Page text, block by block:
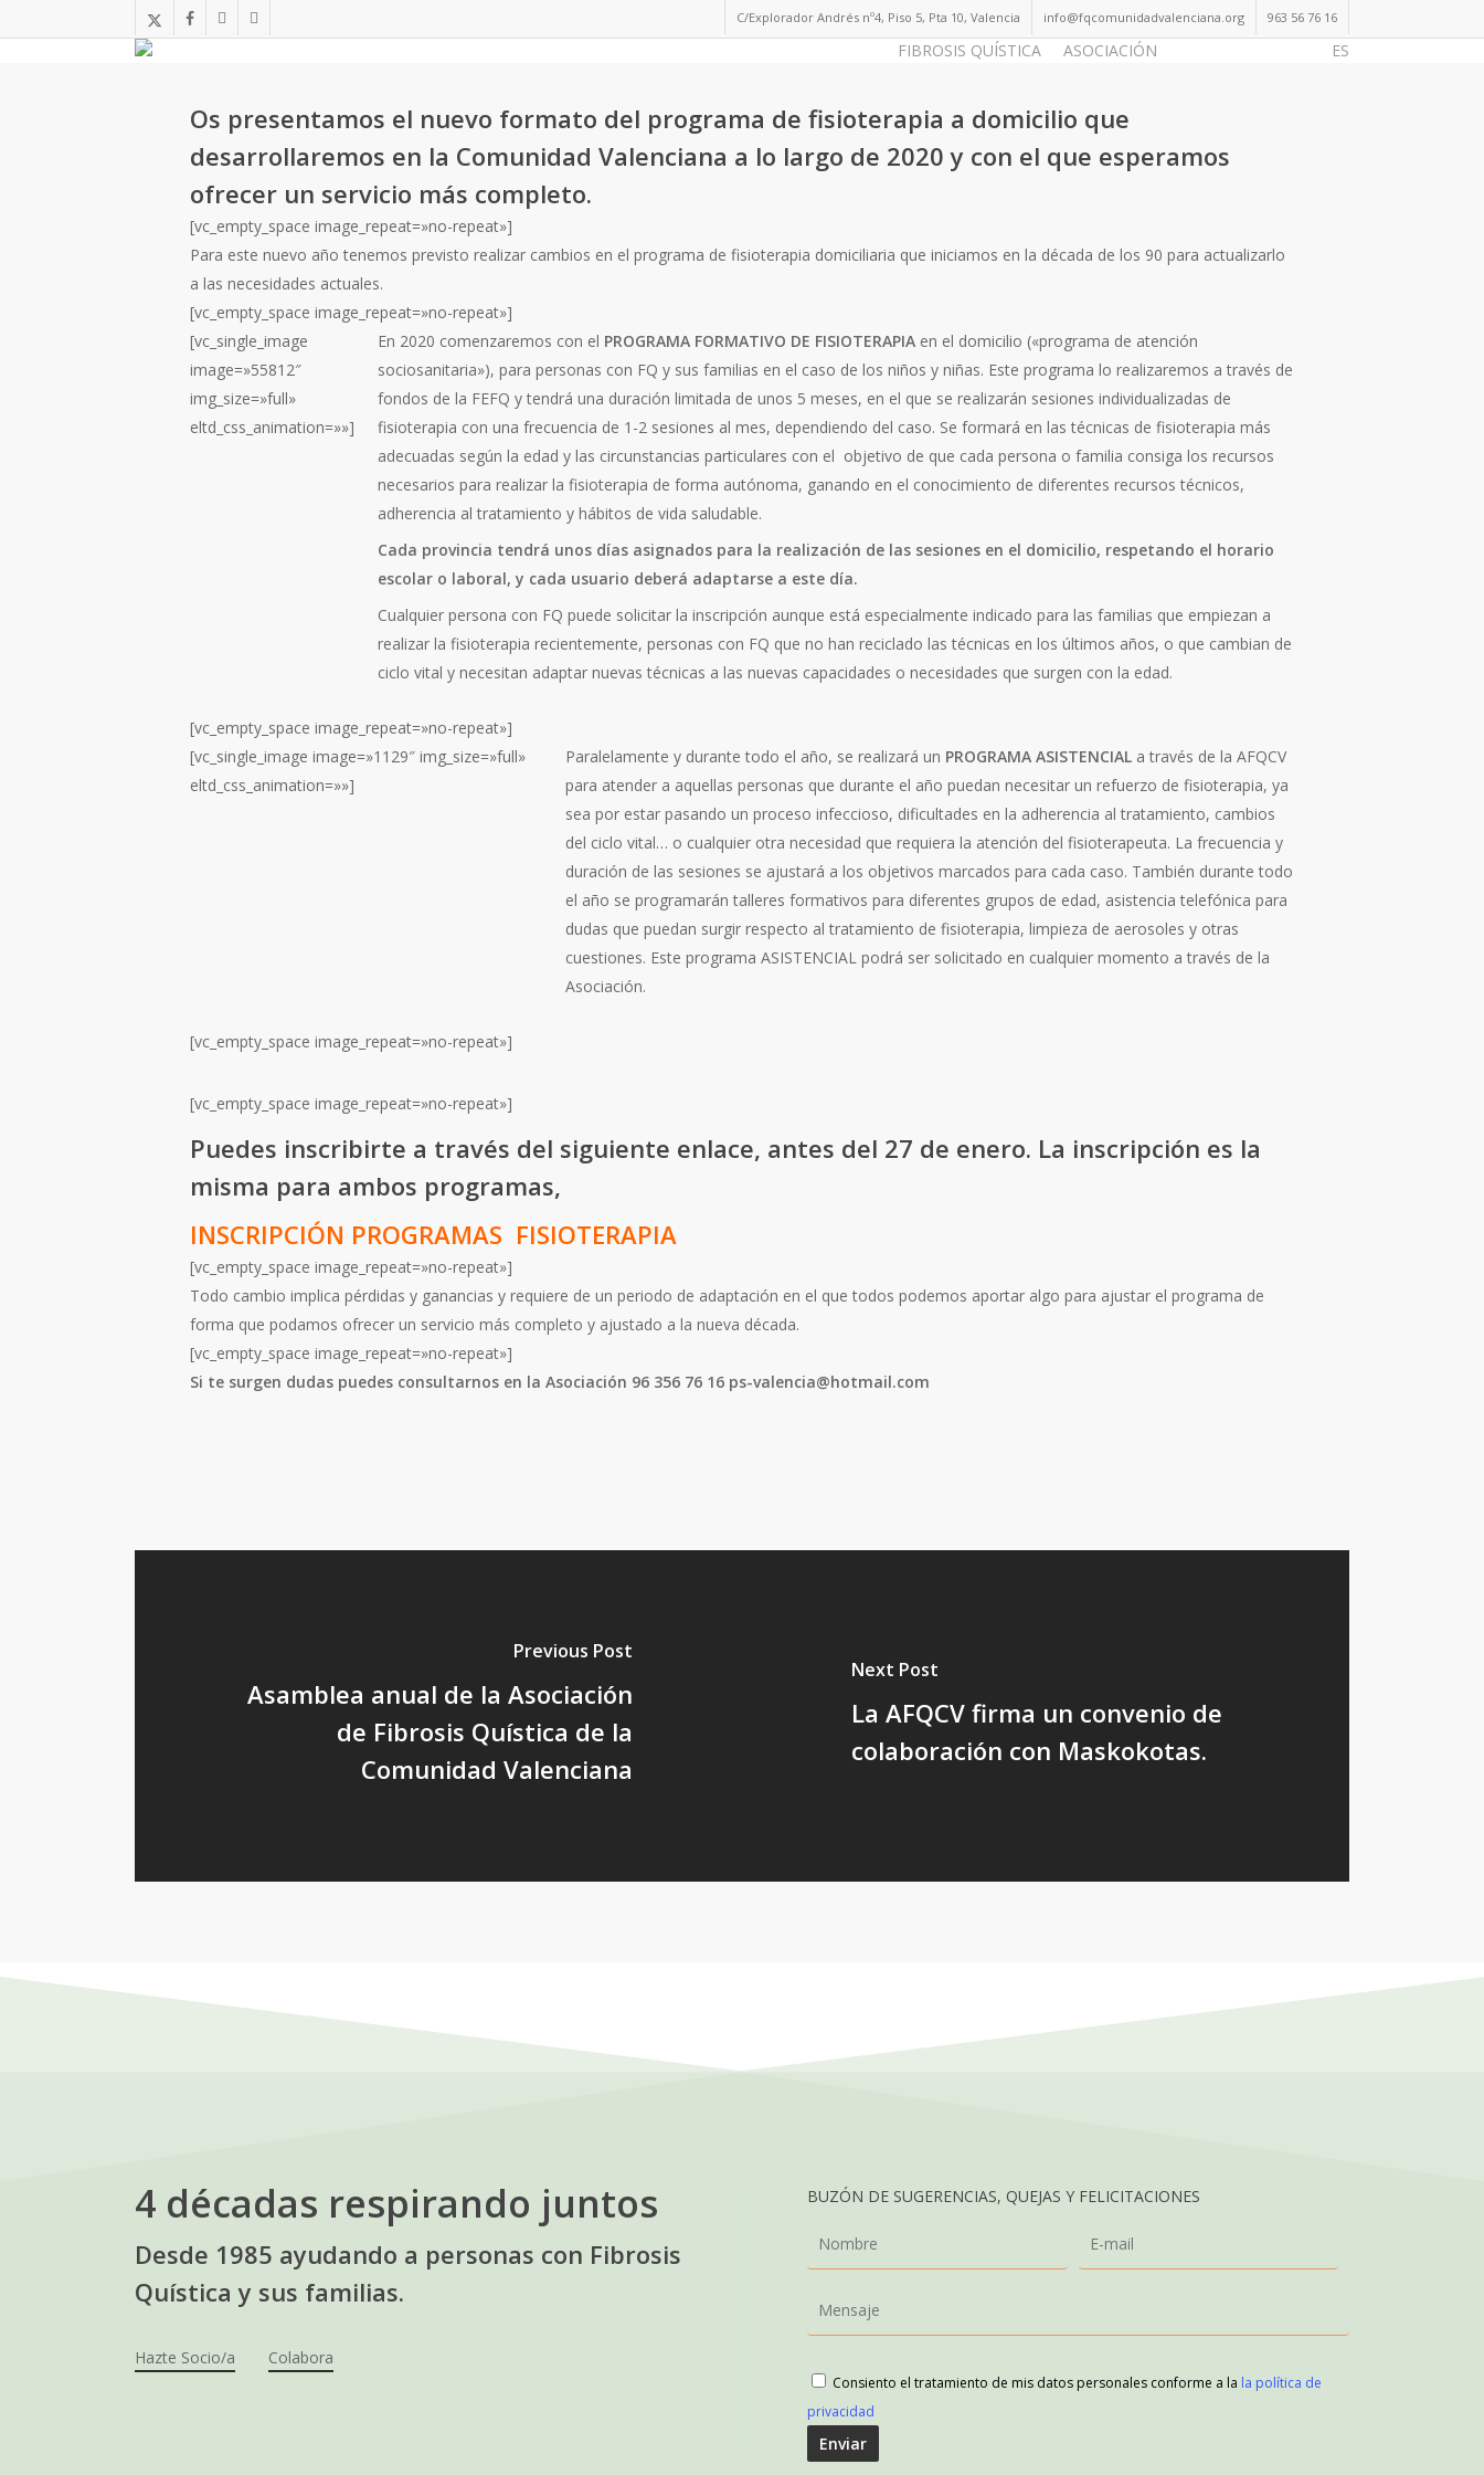
to
x-
twitter
facebookinstagramtelegram C/Explorador Andrés nº4, Piso 5, Pta 10, Valencia info@fqcomunidadvalenciana.org 963 56 76 16
FIBROSIS QUÍSTICA ASOCIACIÓN ES
Os presentamos el nuevo formato del programa de fisioterapia a domicilio que
desarrollaremos en la Comunidad Valenciana a lo largo de 2020 y con el que esperamos
ofrecer un servicio más completo.
[vc_empty_space image_repeat=»no-repeat»]
Para este nuevo año tenemos previsto realizar cambios en el programa de fisioterapia domiciliaria que iniciamos en la década de los 90 para actualizarlo
a las necesidades actuales.
[vc_empty_space image_repeat=»no-repeat»]
[vc_single_image
image=»55812″
img_size=»full»
eltd_css_animation=»»]
En 2020 comenzaremos con el PROGRAMA FORMATIVO DE FISIOTERAPIA en el domicilio («programa de atención
sociosanitaria»), para personas con FQ y sus familias en el caso de los niños y niñas. Este programa lo realizaremos a través de
fondos de la FEFQ y tendrá una duración limitada de unos 5 meses, en el que se realizarán sesiones individualizadas de
fisioterapia con una frecuencia de 1-2 sesiones al mes, dependiendo del caso. Se formará en las técnicas de fisioterapia más
adecuadas según la edad y las circunstancias particulares con el objetivo de que cada persona o familia consiga los recursos
necesarios para realizar la fisioterapia de forma autónoma, ganando en el conocimiento de diferentes recursos técnicos,
adherencia al tratamiento y hábitos de vida saludable.
Cada provincia tendrá unos días asignados para la realización de las sesiones en el domicilio, respetando el horario
escolar o laboral, y cada usuario deberá adaptarse a este día.
Cualquier persona con FQ puede solicitar la inscripción aunque está especialmente indicado para las familias que empiezan a
realizar la fisioterapia recientemente, personas con FQ que no han reciclado las técnicas en los últimos años, o que cambian de
ciclo vital y necesitan adaptar nuevas técnicas a las nuevas capacidades o necesidades que surgen con la edad.
[vc_empty_space image_repeat=»no-repeat»]
[vc_single_image image=»1129″ img_size=»full»
eltd_css_animation=»»]
Paralelamente y durante todo el año, se realizará un PROGRAMA ASISTENCIAL a través de la AFQCV
para atender a aquellas personas que durante el año puedan necesitar un refuerzo de fisioterapia, ya
sea por estar pasando un proceso infeccioso, dificultades en la adherencia al tratamiento, cambios
del ciclo vital… o cualquier otra necesidad que requiera la atención del fisioterapeuta. La frecuencia y
duración de las sesiones se ajustará a los objetivos marcados para cada caso. También durante todo
el año se programarán talleres formativos para diferentes grupos de edad, asistencia telefónica para
dudas que puedan surgir respecto al tratamiento de fisioterapia, limpieza de aerosoles y otras
cuestiones. Este programa ASISTENCIAL podrá ser solicitado en cualquier momento a través de la
Asociación.
[vc_empty_space image_repeat=»no-repeat»]
[vc_empty_space image_repeat=»no-repeat»]
Puedes inscribirte a través del siguiente enlace, antes del 27 de enero. La inscripción es la
misma para ambos programas,
INSCRIPCIÓN PROGRAMAS FISIOTERAPIA
[vc_empty_space image_repeat=»no-repeat»]
Todo cambio implica pérdidas y ganancias y requiere de un periodo de adaptación en el que todos podemos aportar algo para ajustar el programa de
forma que podamos ofrecer un servicio más completo y ajustado a la nueva década.
[vc_empty_space image_repeat=»no-repeat»]
Si te surgen dudas puedes consultarnos en la Asociación 96 356 76 16 ps-valencia@hotmail.com
Previous Post
Asamblea anual de la Asociación
de Fibrosis Quística de la
Comunidad Valenciana
Next Post
La AFQCV firma un convenio de
colaboración con Maskokotas.
4 décadas respirando juntos
Desde 1985 ayudando a personas con Fibrosis
Quística y sus familias.
Hazte Socio/a Colabora
BUZÓN DE SUGERENCIAS, QUEJAS Y FELICITACIONES
Consiento el tratamiento de mis datos personales conforme a la la política de
privacidad